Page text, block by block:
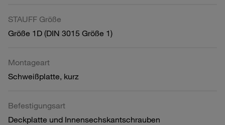
STAUFF Größe
Größe 1D (DIN 3015 Größe 1)
Montageart
Schweißplatte, kurz
Befestigungsart
Deckplatte und Innensechskantschrauben